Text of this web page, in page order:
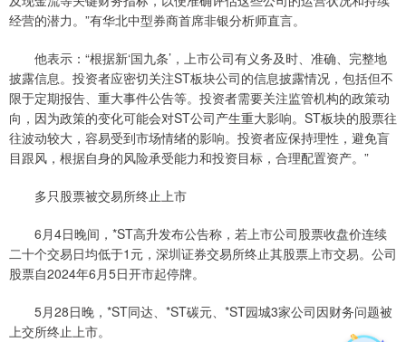
经营的潜力。”有华北中型券商首席非银分析师直言。
他表示：“根据新‘国九条’，上市公司有义务及时、准确、完整地
披露信息。投资者应密切关注ST板块公司的信息披露情况，包括但不
限于定期报告、重大事件公告等。投资者需要关注监管机构的政策动
向，因为政策的变化可能会对ST公司产生重大影响。ST板块的股票往
往波动较大，容易受到市场情绪的影响。投资者应保持理性，避免盲
目跟风，根据自身的风险承受能力和投资目标，合理配置资产。”
多只股票被交易所终止上市
6月4日晚间，*ST高升发布公告称，若上市公司股票收盘价连续
二十个交易日均低于1元，深圳证券交易所终止其股票上市交易。公司
股票自2024年6月5日开市起停牌。
5月28日晚，*ST同达、*ST碳元、*ST园城3家公司因财务问题被
上交所终止上市。